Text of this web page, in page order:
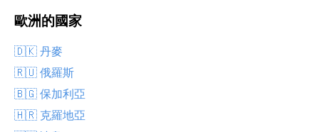
歐洲的國家
🇩🇰 丹麥
🇷🇺 俄羅斯
🇧🇬 保加利亞
🇭🇷 克羅地亞